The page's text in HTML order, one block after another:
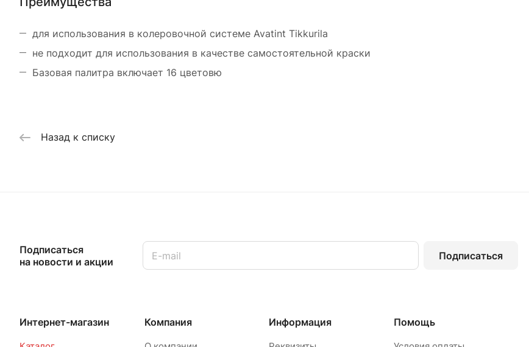
для использования в колеровочной системе Avatint Tikkurila
не подходит для использования в качестве самостоятельной краски
Базовая палитра включает 16 цветовю
Назад к списку
Подписаться
на новости и акции
Подписаться
Интернет-магазин Компания Информация Помощь